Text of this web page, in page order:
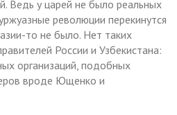
Ведь у царей не было реальных
революции перекинутся
то не было. Нет таких
России и Узбекистана:
организаций, подобных
вроде Ющенко и